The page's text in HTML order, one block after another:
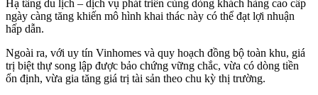
Hạ tầng du lịch – dịch vụ phát triển cùng dòng khách hàng cao cấp
ngày càng tăng khiến mô hình khai thác này có thể đạt lợi nhuận
hấp dẫn.
Ngoài ra, với uy tín Vinhomes và quy hoạch đồng bộ toàn khu, giá
trị biệt thự song lập được bảo chứng vững chắc, vừa có dòng tiền
ổn định, vừa gia tăng giá trị tài sản theo chu kỳ thị trường.